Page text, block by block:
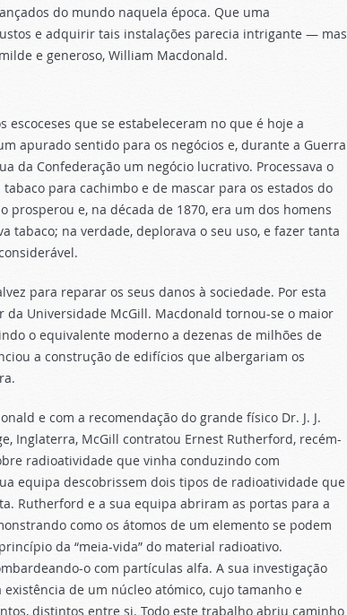
do mundo naquela época. Que uma
e adquirir tais instalações parecia intrigante — mas
e generoso, William Macdonald.
escoceses que se estabeleceram no que é hoje a
apurado sentido para os negócios e, durante a Guerra
da Confederação um negócio lucrativo. Processava o
para cachimbo e de mascar para os estados do
e, na década de 1870, era um dos homens
tabaco; na verdade, deplorava o seu uso, e fazer tanta
para reparar os seus danos à sociedade. Por esta
Universidade McGill. Macdonald tornou-se o maior
o equivalente moderno a dezenas de milhões de
a construção de edifícios que albergariam os
e com a recomendação do grande físico Dr. J. J.
Inglaterra, McGill contratou Ernest Rutherford, recém-
radioatividade que vinha conduzindo com
equipa descobrissem dois tipos de radioatividade que
Rutherford e a sua equipa abriram as portas para a
como os átomos de um elemento se podem
da “meia-vida” do material radioativo.
o com partículas alfa. A sua investigação
de um núcleo atómico, cujo tamanho e
distintos entre si. Todo este trabalho abriu caminho